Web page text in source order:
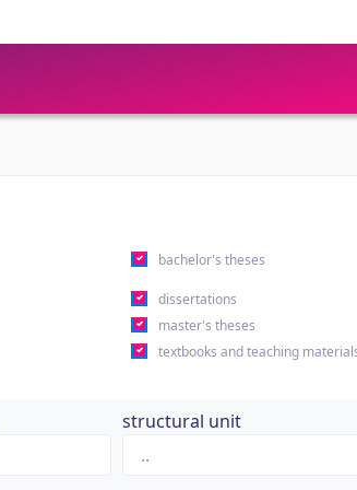
bachelor's theses
dissertations
master's theses
textbooks and teaching
structural unit